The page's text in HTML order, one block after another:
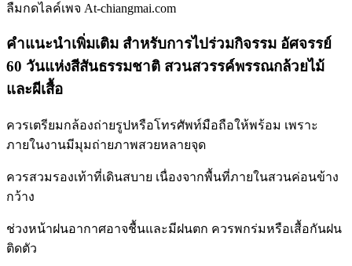
ลืมกดไลค์เพจ At-chiangmai.com
คำแนะนำเพิ่มเติม สำหรับการไปร่วมกิจรรม อัศจรรย์
60 วันแห่งสีสันธรรมชาติ สวนสวรรค์พรรณกล้วยไม้
และผีเสื้อ
ควรเตรียมกล้องถ่ายรูปหรือโทรศัพท์มือถือให้พร้อม เพราะ
ภายในงานมีมุมถ่ายภาพสวยหลายจุด
ควรสวมรองเท้าที่เดินสบาย เนื่องจากพื้นที่ภายในสวนค่อนข้าง
กว้าง
ช่วงหน้าฝนอากาศอาจชื้นและมีฝนตก ควรพกร่มหรือเสื้อกันฝน
ติดตัว